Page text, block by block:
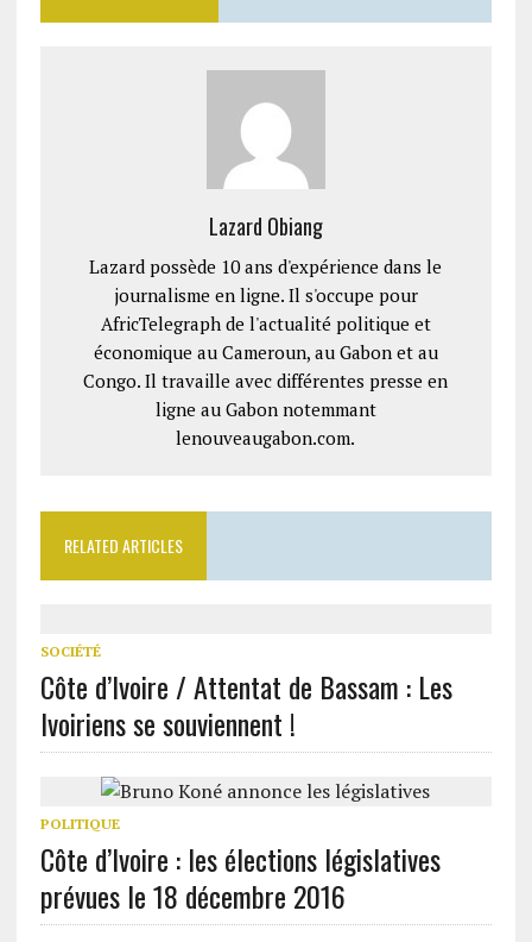
Lazard Obiang
Lazard possède 10 ans d'expérience dans le
journalisme en ligne. Il s'occupe pour
AfricTelegraph de l'actualité politique et
économique au Cameroun, au Gabon et au
Congo. Il travaille avec différentes presse en
ligne au Gabon notemmant
lenouveaugabon.com.
RELATED ARTICLES
SOCIÉTÉ
Côte d’Ivoire / Attentat de Bassam : Les
Ivoiriens se souviennent !
POLITIQUE
Côte d’Ivoire : les élections législatives
prévues le 18 décembre 2016